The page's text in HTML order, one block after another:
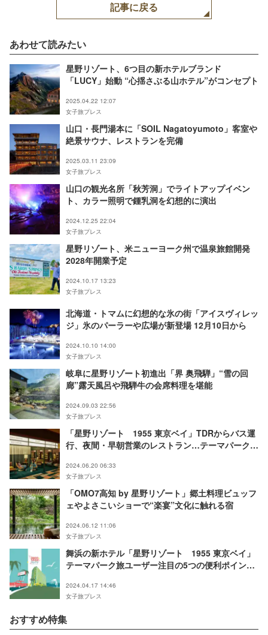
記事に戻る
あわせて読みたい
星野リゾート、6つ目の新ホテルブランド
「LUCY」始動 “心揺さぶる山ホテル”がコンセプト
2025.04.22 12:07
女子旅プレス
山口・長門湯本に「SOIL Nagatoyumoto」客室や
絶景サウナ、レストランを完備
2025.03.11 23:09
女子旅プレス
山口の観光名所「秋芳洞」でライトアップイベン
ト、カラー照明で鍾乳洞を幻想的に演出
2024.12.25 22:04
女子旅プレス
星野リゾート、米ニューヨーク州で温泉旅館開発
2028年開業予定
2024.10.17 13:23
女子旅プレス
北海道・トマムに幻想的な氷の街「アイスヴィレッ
ジ」氷のパーラーや広場が新登場 12月10日から
2024.10.10 14:00
女子旅プレス
岐阜に星野リゾート初進出「界 奥飛騨」“雪の回
廊”露天風呂や飛騨牛の会席料理を堪能
2024.09.03 22:56
女子旅プレス
「星野リゾート 1955 東京ベイ」TDRからバス運
行、夜間・早朝営業のレストラン…テーマパーク旅
2024.06.20 06:33
女子旅プレス
「OMO7高知 by 星野リゾート」郷土料理ビュッフ
ェやよさこいショーで“楽宴”文化に触れる宿
2024.06.12 11:06
女子旅プレス
舞浜の新ホテル「星野リゾート 1955 東京ベイ」
テーマパーク旅ユーザー注目の5つの便利ポイント
2024.04.17 14:46
女子旅プレス
おすすめ特集